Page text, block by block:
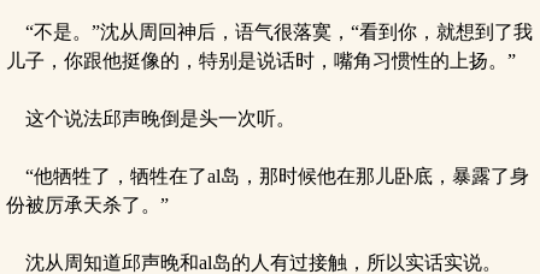
“不是。”沈从周回神后，语气很落寞，“看到你，就想到了我
儿子，你跟他挺像的，特别是说话时，嘴角习惯性的上扬。”
这个说法邱声晚倒是头一次听。
“他牺牲了，牺牲在了al岛，那时候他在那儿卧底，暴露了身
份被厉承天杀了。”
沈从周知道邱声晚和al岛的人有过接触，所以实话实说。